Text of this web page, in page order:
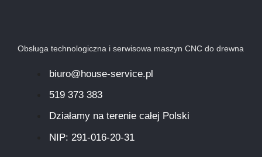
Obsługa technologiczna i serwisowa maszyn CNC do drewna
biuro@house-service.pl
519 373 383
Działamy na terenie całej Polski
NIP: 291-016-20-31​